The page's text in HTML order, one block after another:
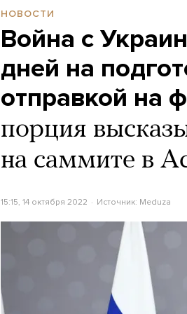
НОВОСТИ
Война с
дней на
отправкой на
порция
на саммите в
15:15, 14 октября 2022 Источник: Meduza